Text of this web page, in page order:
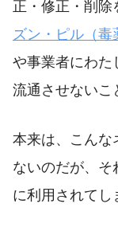
正・修正・削
ズン・ピル（毒
や事業者にわた
流通させないこ
本来は、こんな
ないのだが、
に利用されてし